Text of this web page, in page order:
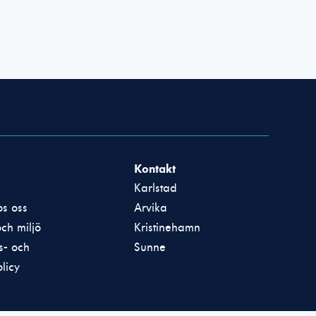
oss
miljö
och
Kontakt
Karlstad
Arvika
Kristinehamn
Sunne